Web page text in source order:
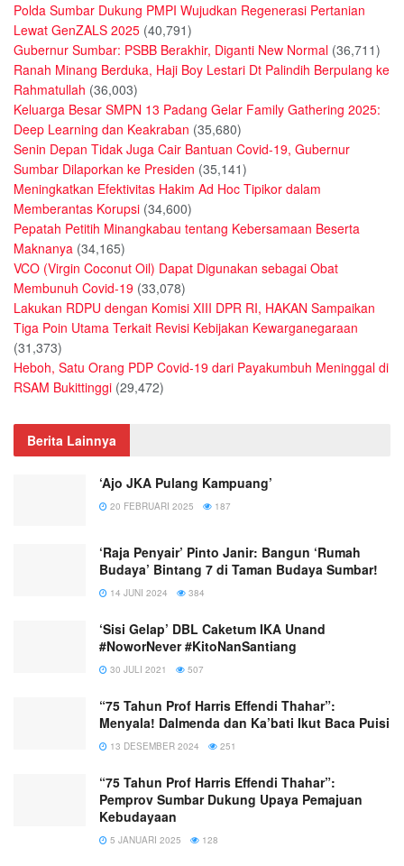
Polda Sumbar Dukung PMPI Wujudkan Regenerasi Pertanian
Lewat GenZALS 2025 (40,791)
Gubernur Sumbar: PSBB Berakhir, Diganti New Normal (36,711)
Ranah Minang Berduka, Haji Boy Lestari Dt Palindih Berpulang ke
Rahmatullah (36,003)
Keluarga Besar SMPN 13 Padang Gelar Family Gathering 2025:
Deep Learning dan Keakraban (35,680)
Senin Depan Tidak Juga Cair Bantuan Covid-19, Gubernur
Sumbar Dilaporkan ke Presiden (35,141)
Meningkatkan Efektivitas Hakim Ad Hoc Tipikor dalam
Memberantas Korupsi (34,600)
Pepatah Petitih Minangkabau tentang Kebersamaan Beserta
Maknanya (34,165)
VCO (Virgin Coconut Oil) Dapat Digunakan sebagai Obat
Membunuh Covid-19 (33,078)
Lakukan RDPU dengan Komisi XIII DPR RI, HAKAN Sampaikan
Tiga Poin Utama Terkait Revisi Kebijakan Kewarganegaraan
(31,373)
Heboh, Satu Orang PDP Covid-19 dari Payakumbuh Meninggal di
RSAM Bukittinggi (29,472)
Berita Lainnya
‘Ajo JKA Pulang Kampuang’
20 FEBRUARI 2025 187
‘Raja Penyair’ Pinto Janir: Bangun ‘Rumah
Budaya’ Bintang 7 di Taman Budaya Sumbar!
14 JUNI 2024 384
‘Sisi Gelap’ DBL Caketum IKA Unand
#NoworNever #KitoNanSantiang
30 JULI 2021 507
“75 Tahun Prof Harris Effendi Thahar”:
Menyala! Dalmenda dan Ka’bati Ikut Baca Puisi
13 DESEMBER 2024 251
“75 Tahun Prof Harris Effendi Thahar”:
Pemprov Sumbar Dukung Upaya Pemajuan
Kebudayaan
5 JANUARI 2025 128